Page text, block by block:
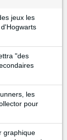
jeux les
"des
les
pour
graphique